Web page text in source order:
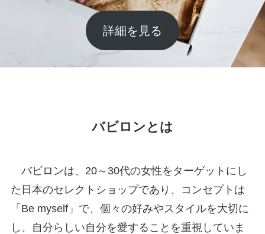
詳細を見る
バビロンとは
バビロンは、20～30代の女性をターゲットにし
た日本のセレクトショップであり、コンセプトは
「Be myself」で、個々の好みやスタイルを大切に
し、自分らしい自分を愛することを重視していま